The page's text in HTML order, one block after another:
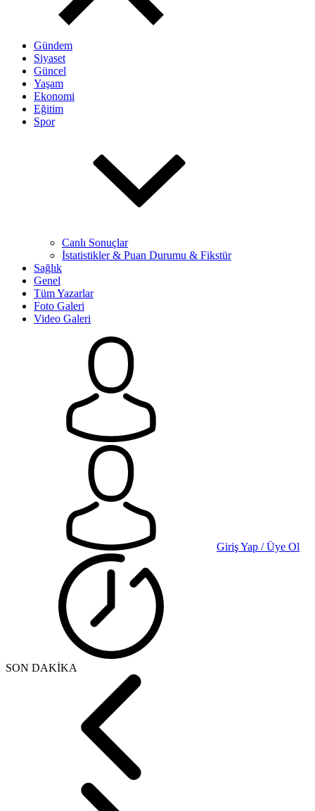
Gündem
Siyaset
Güncel
Yaşam
Ekonomi
Eğitim
Spor
Canlı Sonuçlar
İstatistikler & Puan Durumu & Fikstür
Sağlık
Genel
Tüm Yazarlar
Foto Galeri
Video Galeri
Giriş Yap / Üye Ol
SON DAKİKA